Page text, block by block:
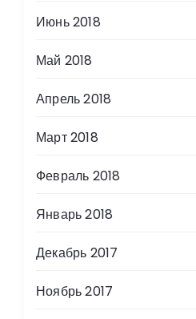
Июнь 2018
Май 2018
Апрель 2018
Март 2018
Февраль 2018
Январь 2018
Декабрь 2017
Ноябрь 2017